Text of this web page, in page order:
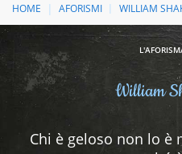
HOME AFORISMI WILLIAM
William
Chi è geloso non lo è